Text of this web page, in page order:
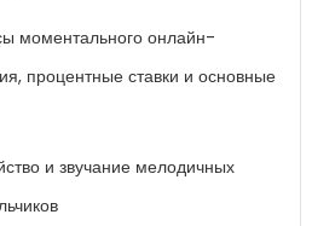
моментального онлайн-
процентные ставки и основные
и звучание мелодичных